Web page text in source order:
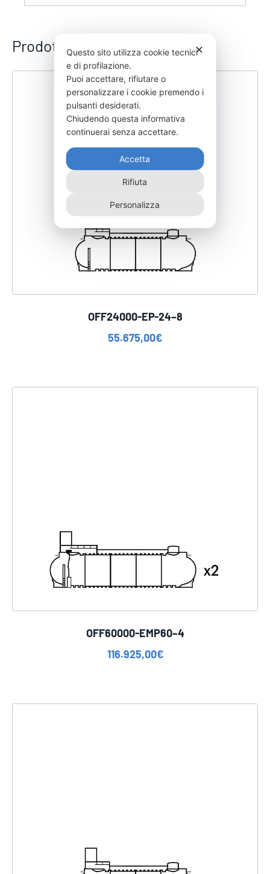
Prodotti correlati
OFF24000-EP-24–8
55.675,00€
OFF60000-EMP60–4
116.925,00€
✕
Questo sito utilizza cookie tecnici
e di profilazione.
Puoi accettare, rifiutare o
personalizzare i cookie premendo i
pulsanti desiderati.
Chiudendo questa informativa
continuerai senza accettare.
Accetta
Rifiuta
Personalizza